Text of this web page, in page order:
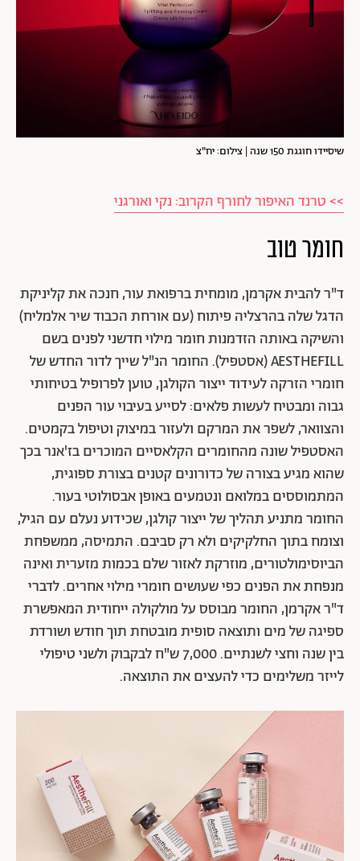
שיסיידו חוגגת 150 שנה | צילום: יח"צ
>> טרנד האיפור לחורף הקרוב: נקי ואורגני
חומר טוב
ד"ר להבית אקרמן, מומחית ברפואת עור, חנכה את קליניקת
הדגל שלה בהרצליה פיתוח (עם אורחת הכבוד שיר אלמליח)
והשיקה באותה הזדמנות חומר מילוי חדשני לפנים בשם
AESTHEFILL (אסטפיל). החומר הנ"ל שייך לדור החדש של
חומרי הזרקה לעידוד ייצור הקולגן, טוען לפרופיל בטיחותי
גבוה ומבטיח לעשות פלאים: לסייע בעיבוי עור הפנים
והצוואר, לשפר את המרקם ולעזור במיצוק וטיפול בקמטים.
האסטפיל שונה מהחומרים הקלאסיים המוכרים בז'אנר בכך
שהוא מגיע בצורה של כדורונים קטנים בצורת ספוגית,
המתמוססים במלואם ונטמעים באופן אבסולוטי בעור.
החומר מתניע תהליך של ייצור קולגן, שכידוע נעלם עם הגיל,
וצומח בתוך החלקיקים ולא רק סביבם. התמיסה, ממשפחת
הביוסימולטורים, מוזרקת לאזור שלם בכמות מזערית ואינה
מנפחת את הפנים כפי שעושים חומרי מילוי אחרים. לדברי
ד"ר אקרמן, החומר מבוסס על מולקולה ייחודית המאפשרת
ספיגה של מים ותוצאה סופית מובטחת תוך חודש ושורדת
בין שנה וחצי לשנתיים.
7,000 ש"ח לבקבוק ולשני טיפולי
לייזר משלימים כדי להעצים את התוצאה.